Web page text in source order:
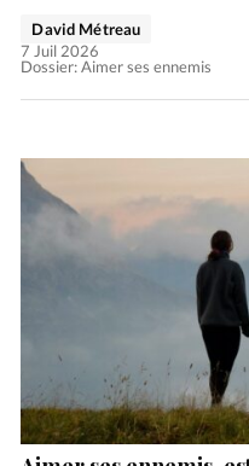
Dossier: Aimer ses ennemis
David Métreau
7 Juil 2026